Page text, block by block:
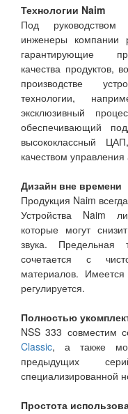
Технологии Naim
Под руководством
инженеры компании
гарантирующие
качества продуктов,
производстве
технологии,
эксклюзивный
обеспечивающий
высококлассный
качеством
Дизайн вне времени
Продукция Naim
Устройства Naim
которые могут
звука. Предельная
сочетается с
материалов. Имеется
регулируется.
Полностью
NSS 333 совместим
Classic, а также
предыдущих
специализированной
Простота